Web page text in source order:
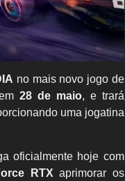
no mais novo jogo de
28 de maio, e trará
uma jogatina
oficialmente hoje com
RTX aprimorar os